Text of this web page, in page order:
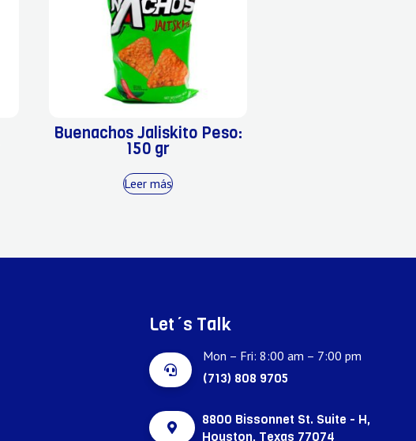
Buenachos Jaliskito Peso:
150 gr
Leer más
Let´s Talk
Mon – Fri: 8:00 am – 7:00 pm
(713) 808 9705
8800 Bissonnet St. Suite - H,
Houston, Texas 77074